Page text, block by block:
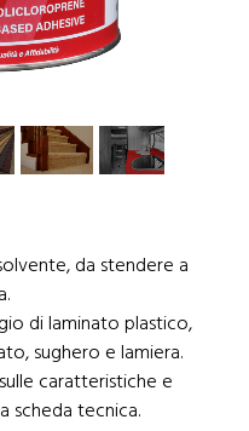
da stendere a
di laminato plastico,
sughero e lamiera.
caratteristiche e
scheda tecnica.